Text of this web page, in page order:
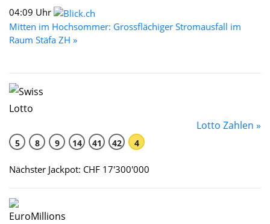
04:09 Uhr
Mitten im Hochsommer: Grossflächiger Stromausfall im
Raum Stäfa ZH »
Lotto Zahlen »
5 8 9 14 41 42 4
Nächster Jackpot: CHF 17'300'000